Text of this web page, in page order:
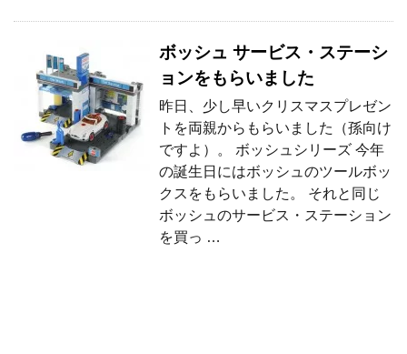
ボッシュ サービス・ステーシ
ョンをもらいました
昨日、少し早いクリスマスプレゼン
トを両親からもらいました（孫向け
ですよ）。 ボッシュシリーズ 今年
の誕生日にはボッシュのツールボッ
クスをもらいました。 それと同じ
ボッシュのサービス・ステーション
を買っ …